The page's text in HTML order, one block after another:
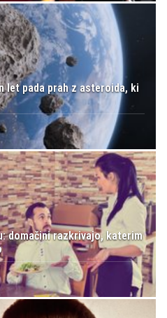
let pada prah z asteroida, ki
domačini razkrivajo, katerim